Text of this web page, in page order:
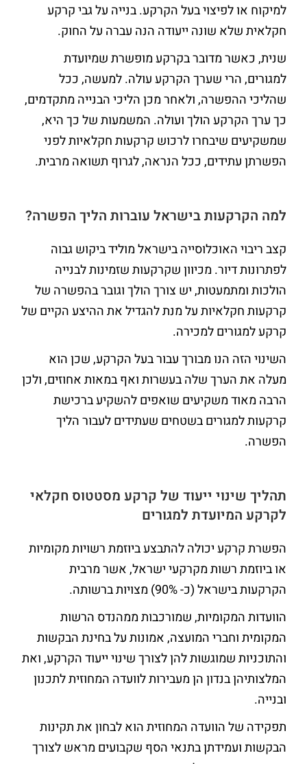
למיקוח או לפיצוי בעל הקרקע. בנייה על גבי קרקע
חקלאית שלא שונה ייעודה הנה עברה על החוק.
שנית, כאשר מדובר בקרקע מופשרת שמיועדת
למגורים, הרי שערך הקרקע עולה. למעשה, ככל
שהליכי ההפשרה, ולאחר מכן הליכי הבנייה מתקדמים,
כך ערך הקרקע הולך ועולה. המשמעות של כך היא,
שמשקיעים שיבחרו לרכוש קרקעות חקלאיות לפני
הפשרתן עתידים, ככל הנראה, לגרוף תשואה מרבית.
למה הקרקעות בישראל עוברות הליך הפשרה?
קצב ריבוי האוכלוסייה בישראל מוליד ביקוש גבוה
לפתרונות דיור. מכיוון שקרקעות שזמינות לבנייה
הולכות ומתמעטות, יש צורך הולך וגובר בהפשרה של
קרקעות חקלאיות על מנת להגדיל את ההיצע הקיים של
קרקע למגורים למכירה.
השינוי הזה הנו מבורך עבור בעל הקרקע, שכן הוא
מעלה את הערך שלה בעשרות ואף במאות אחוזים, ולכן
הרבה מאוד משקיעים שואפים להשקיע ברכישת
קרקעות למגורים בשטחים שעתידים לעבור הליך
הפשרה.
תהליך שינוי ייעוד של קרקע מסטטוס חקלאי
לקרקע המיועדת למגורים
הפשרת קרקע יכולה להתבצע ביוזמת רשויות מקומיות
או ביוזמת רשות מקרקעי ישראל, אשר מרבית
הקרקעות בישראל (כ- 90%) מצויות ברשותה.
הוועדות המקומיות, שמורכבות ממהנדס הרשות
המקומית וחברי המועצה, אמונות על בחינת הבקשות
והתוכניות שמוגשות להן לצורך שינוי ייעוד הקרקע, ואת
המלצותיהן בנדון הן מעבירות לוועדה המחוזית לתכנון
ובנייה.
תפקידה של הוועדה המחוזית הוא לבחון את תקינות
הבקשות ועמידתן בתנאי הסף שקבועים מראש לצורך